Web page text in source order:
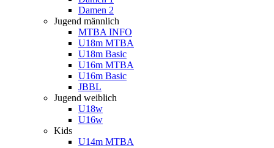
Damen 2
Jugend männlich
MTBA INFO
U18m MTBA
U18m Basic
U16m MTBA
U16m Basic
JBBL
Jugend weiblich
U18w
U16w
Kids
U14m MTBA